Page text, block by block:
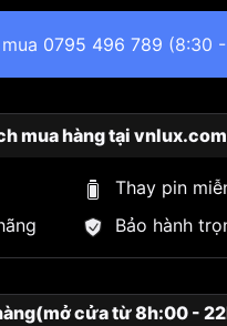
0795 496 789 (8:30
mua hàng tại vnlux.com
Thay pin
Bảo hành
cửa từ 8h:00 -